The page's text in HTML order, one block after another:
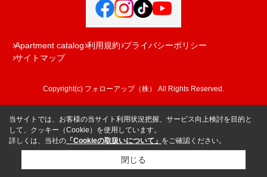
Apartment catalog 利用規約 プライバシーポリシー
サイトマップ
Copyright(c) フォローアップ（株） All Rights Reserved.
当サイトでは、お客様の当サイト利用状況把握、サービス向上検討を目的と
して、クッキー（Cookie）を使用しています。
詳しくは、当社の 「Cookieの取扱いについて」 をご確認ください。
閉じる